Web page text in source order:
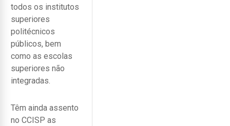
todos os institutos
superiores
politécnicos
públicos, bem
como as escolas
superiores não
integradas.
Têm ainda assento
no CCISP as